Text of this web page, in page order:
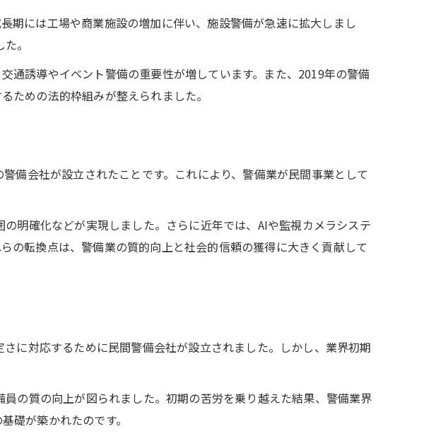
道のり
を分析
正を軸に考察
た経緯を解説
理由を紐解く
期には工場や商業施設の増加に伴い、施設警備が急速に拡大しまし
。
通誘導やイベント警備の重要性が増しています。また、2019年の警備
ための法的枠組みが整えられました。
備会社が設立されたことです。これにより、警備業が民間事業として
明確化などが実現しました。さらに近年では、AIや監視カメラシステ
の転換点は、警備業の質的向上と社会的信頼の獲得に大きく貢献して
に対応するために民間警備会社が設立されました。しかし、業界初期
の質の向上が図られました。初期の苦労を乗り越えた結果、警備業界
礎が築かれたのです。